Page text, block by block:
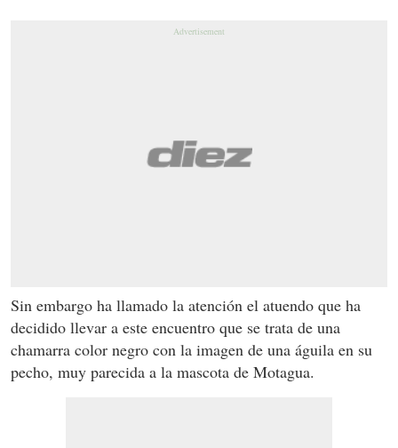
Sin embargo ha llamado la atención el atuendo que ha
decidido llevar a este encuentro que se trata de una
chamarra color negro con la imagen de una águila en su
pecho, muy parecida a la mascota de Motagua.